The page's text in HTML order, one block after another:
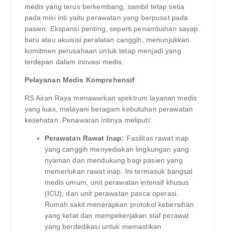
medis yang terus berkembang, sambil tetap setia
pada misi inti yaitu perawatan yang berpusat pada
pasien. Ekspansi penting, seperti penambahan sayap
baru atau akuisisi peralatan canggih, menunjukkan
komitmen perusahaan untuk tetap menjadi yang
terdepan dalam inovasi medis.
Pelayanan Medis Komprehensif
RS Airan Raya menawarkan spektrum layanan medis
yang luas, melayani beragam kebutuhan perawatan
kesehatan. Penawaran intinya meliputi:
Perawatan Rawat Inap: Fasilitas rawat inap
yang canggih menyediakan lingkungan yang
nyaman dan mendukung bagi pasien yang
memerlukan rawat inap. Ini termasuk bangsal
medis umum, unit perawatan intensif khusus
(ICU), dan unit perawatan pasca operasi.
Rumah sakit menerapkan protokol kebersihan
yang ketat dan mempekerjakan staf perawat
yang berdedikasi untuk memastikan